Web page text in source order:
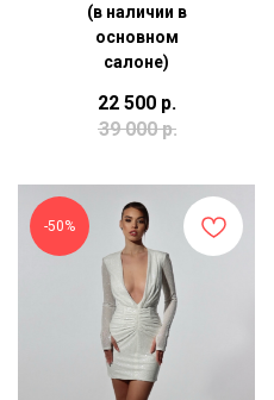
(в наличии в
основном
салоне)
22 500 р.
39 000 р.
-50%